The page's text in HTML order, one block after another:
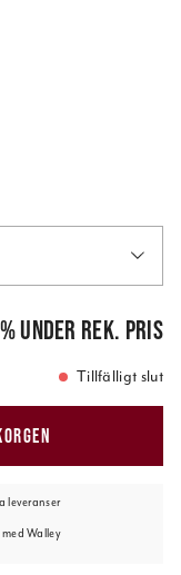
%under rek. pris
Tillfälligt slut
leveranser
Walley